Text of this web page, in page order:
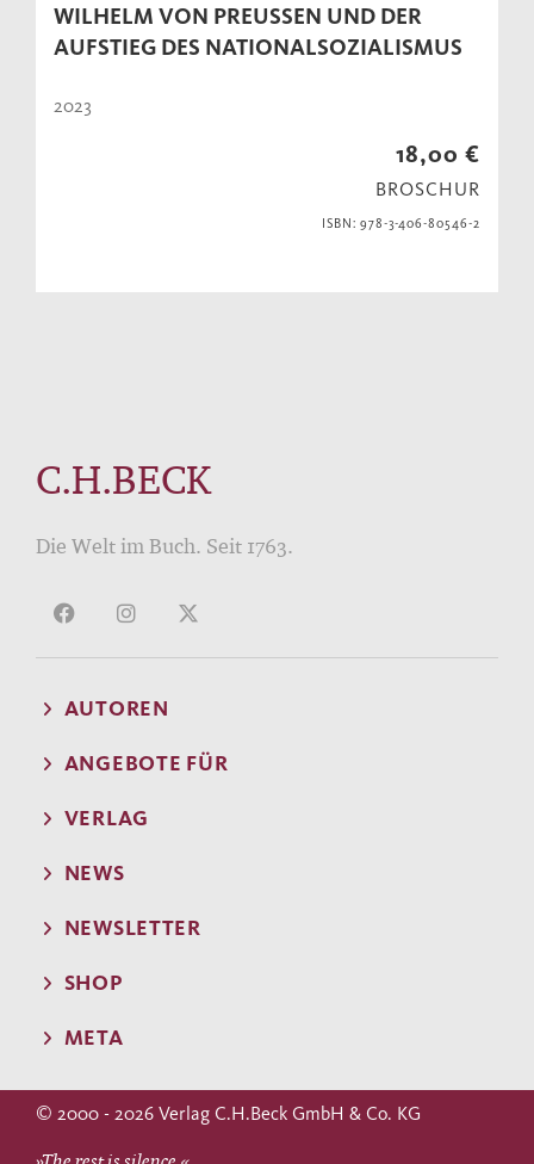
WILHELM VON PREUSSEN UND DER A
UFSTIEG DES NATIONALSOZIALISMUS
2023
18,00 €
BROSCHUR
ISBN: 978-3-406-80546-2
C.H.BECK
Die Welt im Buch. Seit 1763.
AUTOREN
ANGEBOTE FÜR
VERLAG
NEWS
NEWSLETTER
SHOP
META
© 2000 - 2026 Verlag C.H.Beck GmbH & Co. KG